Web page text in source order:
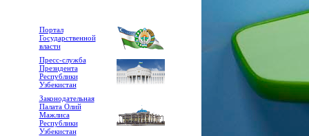
Портал
Государственной
власти
Пресс-служба
Президента
Республики
Узбекистан
Законодательная
Палата Олий
Мажлиса
Республики
Узбекистан